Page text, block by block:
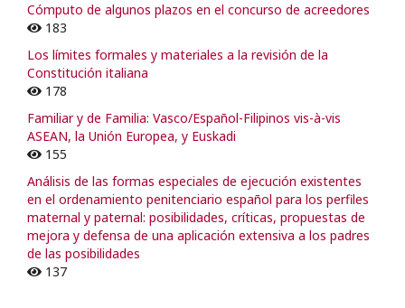
Cómputo de algunos plazos en el concurso de acreedores
183
Los límites formales y materiales a la revisión de la
Constitución italiana
178
Familiar y de Familia: Vasco/Español-Filipinos vis-à-vis
ASEAN, la Unión Europea, y Euskadi
155
Análisis de las formas especiales de ejecución existentes
en el ordenamiento penitenciario español para los perfiles
maternal y paternal: posibilidades, críticas, propuestas de
mejora y defensa de una aplicación extensiva a los padres
de las posibilidades
137